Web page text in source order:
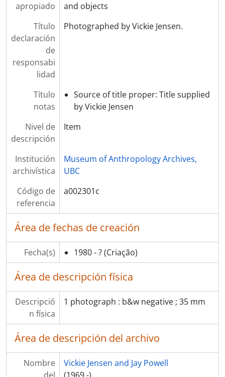
apropiado
and objects
Título
declaración
de
responsabi
lidad
Photographed by Vickie Jensen.
Título
notas
Source of title proper: Title supplied
by Vickie Jensen
Nivel de
descripción
Item
Institución
archivística
Museum of Anthropology Archives,
UBC
Código de
referencia
a002301c
Área de fechas de creación
Fecha(s) 1980 - ? (Criação)
Área de descripción física
Descripció
n física
1 photograph : b&w negative ; 35 mm
Área de descripción del archivo
Nombre
Vickie Jensen and Jay Powell